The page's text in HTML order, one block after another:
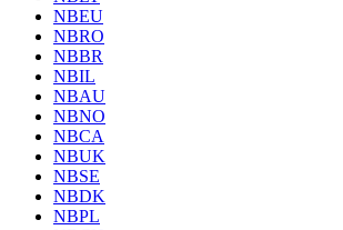
NBEU
NBRO
NBBR
NBIL
NBAU
NBNO
NBCA
NBUK
NBSE
NBDK
NBPL